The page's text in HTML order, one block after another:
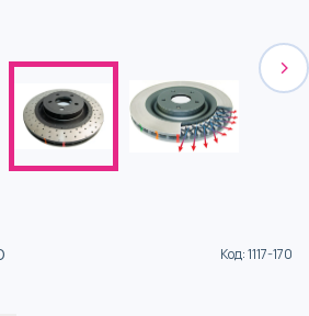
Код:1117-170